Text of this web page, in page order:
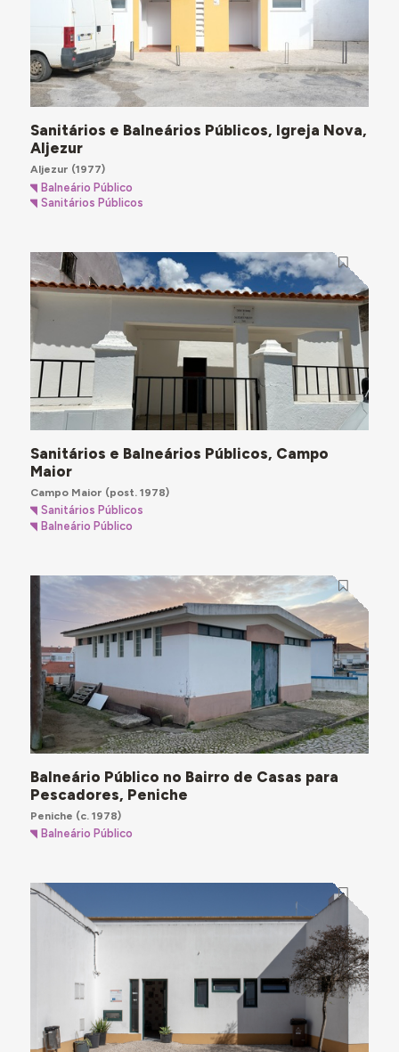
Sanitários e Balneários Públicos, Igreja Nova,
Aljezur
Aljezur (1977)
Balneário Público
Sanitários Públicos
Sanitários e Balneários Públicos, Campo
Maior
Campo Maior (post. 1978)
Sanitários Públicos
Balneário Público
Balneário Público no Bairro de Casas para
Pescadores, Peniche
Peniche (c. 1978)
Balneário Público